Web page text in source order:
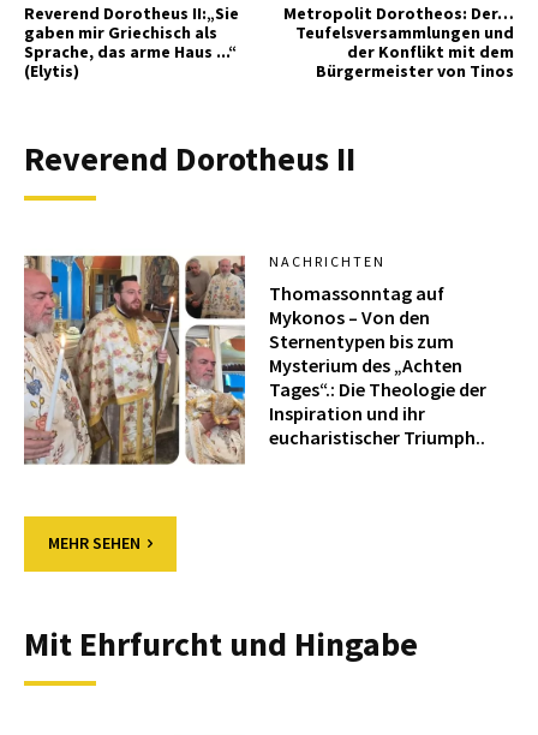
Reverend Dorotheus II:„Sie
gaben mir Griechisch als
Sprache, das arme Haus ...“
(Elytis)
Metropolit Dorotheos: Der…
Teufelsversammlungen und
der Konflikt mit dem
Bürgermeister von Tinos
Reverend Dorotheus II
NACHRICHTEN
Thomassonntag auf
Mykonos – Von den
Sternentypen bis zum
Mysterium des „Achten
Tages“.: Die Theologie der
Inspiration und ihr
eucharistischer Triumph..
MEHR SEHEN
Mit Ehrfurcht und Hingabe